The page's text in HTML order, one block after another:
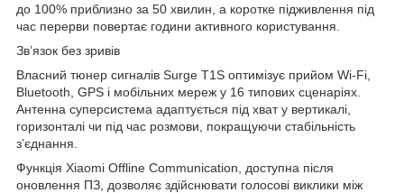
до 100% приблизно за 50 хвилин, а коротке підживлення під
час перерви повертає години активного користування.
Зв’язок без зривів
Власний тюнер сигналів Surge T1S оптимізує прийом Wi-Fi,
Bluetooth, GPS і мобільних мереж у 16 типових сценаріях.
Антенна суперсистема адаптується під хват у вертикалі,
горизонталі чи під час розмови, покращуючи стабільність
з’єднання.
Функція Xiaomi Offline Communication, доступна після
оновлення ПЗ, дозволяє здійснювати голосові виклики між